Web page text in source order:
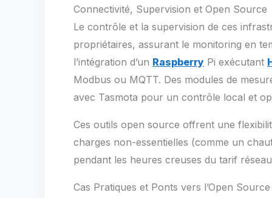
Connectivité, Supervision et Open Source
Le contrôle et la supervision de ces
propriétaires, assurant le monitoring en
l’intégration d’un Raspberry Pi exécutant
Modbus ou MQTT. Des modules de
avec Tasmota pour un contrôle local et
Ces outils open source offrent une
charges non-essentielles (comme un
pendant les heures creuses du tarif
Cas Pratiques et Ponts vers l’Open Source